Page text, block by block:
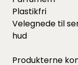
Plastikfri
Velegnede til
hud
Produkterne